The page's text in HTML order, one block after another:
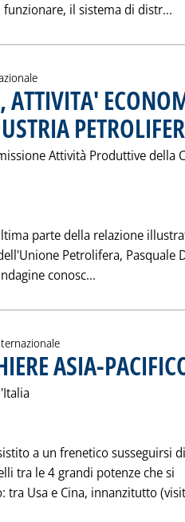
il sistema di distr...
ATTIVITA'
Attività Produttive della
parte della relazione
Petrolifera, Pasquale
conosc...
ASIA-
a un frenetico susseguirsi di
tra le 4 grandi potenze che si
tra Usa e Cina, innanzitutto